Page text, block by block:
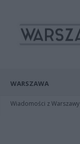
WARSZAWA
Wiadomości z Warszawy